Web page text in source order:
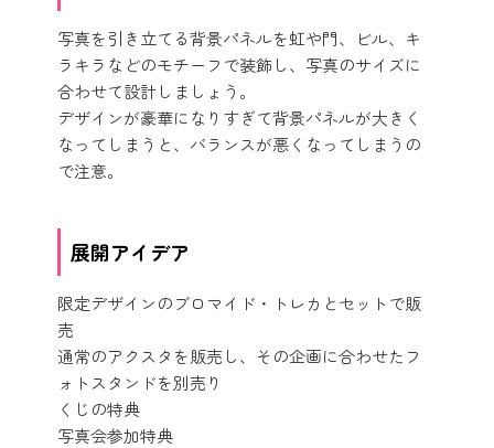
写真を引き立てる背景パネルを虹や門、ビル、キ
ラキラなどのモチーフで装飾し、写真のサイズに
合わせて設計しましょう。
デザインが豪華になりすぎて背景パネルが大きく
なってしまうと、バランスが悪くなってしまうの
で注意。
展開アイデア
限定デザインのブロマイド・トレカとセットで販
売
通常のアクスタを販売し、その企画に合わせたフ
ォトスタンドを別売り
くじの特典
写真会参加特典